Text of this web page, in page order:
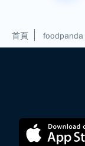
首頁 foodpanda